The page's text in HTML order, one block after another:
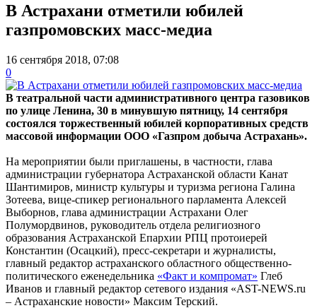
В Астрахани отметили юбилей
газпромовских масс-медиа
16 сентября 2018, 07:08
0
В театральной части административного центра газовиков
по улице Ленина, 30 в минувшую пятницу, 14 сентября
состоялся торжественный юбилей корпоративных средств
массовой информации ООО «Газпром добыча Астрахань».
На мероприятии были приглашены, в частности, глава
администрации губернатора Астраханской области Канат
Шантимиров, министр культуры и туризма региона Галина
Зотеева, вице-спикер регионального парламента Алексей
Выборнов, глава администрации Астрахани Олег
Полумордвинов, руководитель отдела религиозного
образования Астраханской Епархии РПЦ протоиерей
Константин (Осацкий), пресс-секретари и журналисты,
главный редактор астраханского областного общественно-
политического еженедельника «Факт и компромат» Глеб
Иванов и главный редактор сетевого издания «AST-NEWS.ru
– Астраханские новости» Максим Терский.